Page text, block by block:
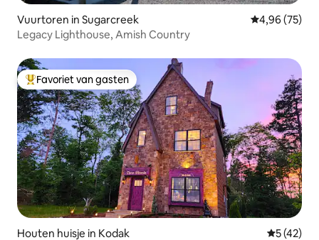
Vuurtoren in Sugarcreek Gemiddelde
4,96 (75)
Legacy Lighthouse, Amish Country
Topfavoriet van gasten
Favoriet van gasten
Houten huisje in Kodak
5 (42)